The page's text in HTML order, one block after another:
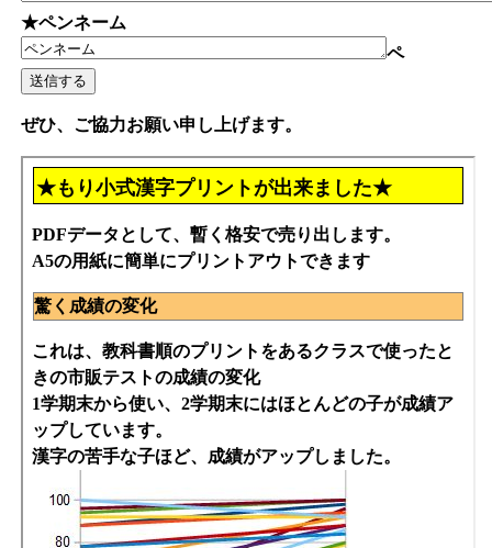
★ペンネーム
ペ
ぜひ、ご協力お願い申し上げます。